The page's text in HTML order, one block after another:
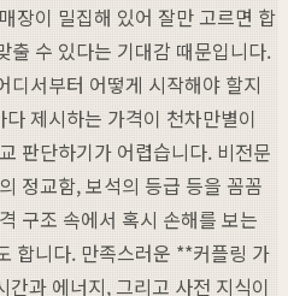
장이 밀집해 있어 잘만 고르면 합
출 수 있다는 기대감 때문입니다.
디서부터 어떻게 시작해야 할지
제시하는 가격이 천차만별이
판단하기가 어렵습니다. 비전문
정교함, 보석의 등급 등을 꼼꼼
구조 속에서 혹시 손해를 보는
합니다. 만족스러운 **커플링 가
과 에너지, 그리고 사전 지식이